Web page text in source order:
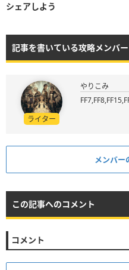
シェアしよう
記事を書いている攻略メンバー
ライター
やりこみ
メンバー
この記事へのコメント
コメント